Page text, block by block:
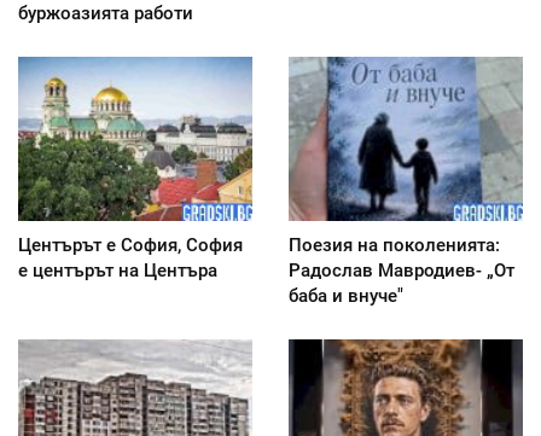
буржоазията работи
Центърът е София, София
е центърът на Центъра
Поезия на поколенията:
Радослав Мавродиев- „От
баба и внуче"